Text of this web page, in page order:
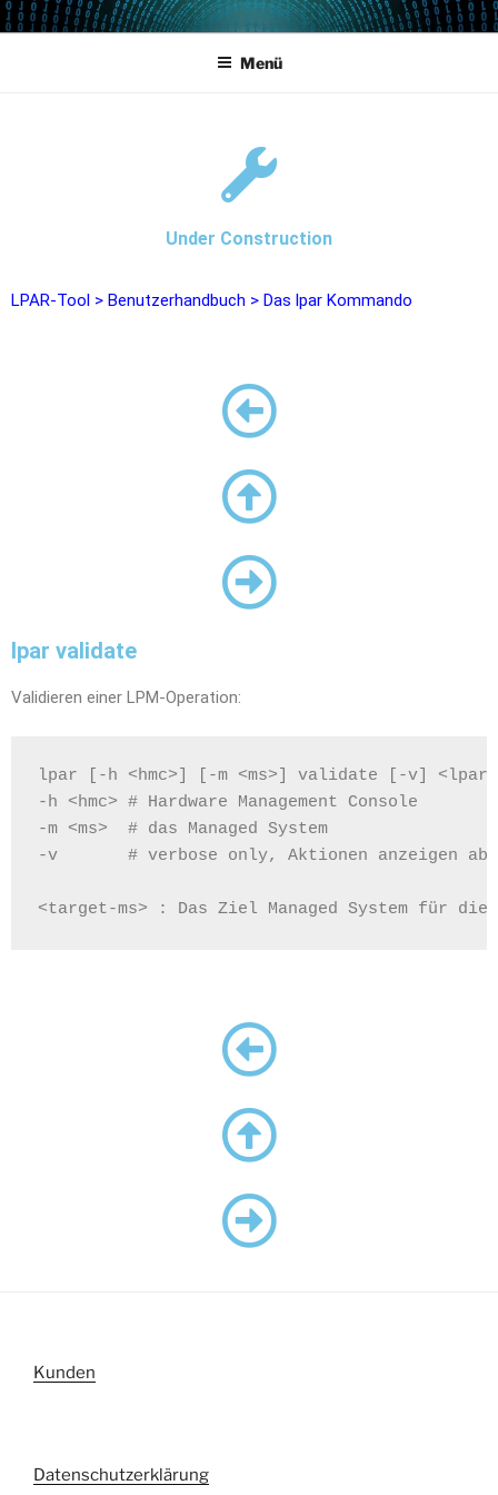
POWERCAMPUS 01
Home of the LPAR-Tool
Menü
Under Construction
LPAR-Tool > Benutzerhandbuch > Das lpar Kommando
lpar validate
Validieren einer LPM-Operation:
lpar [-h <hmc>] [-m <ms>] validate [-v] <lpar>
-h <hmc> # Hardware Management Console
-m <ms>  # das Managed System
-v       # verbose only, Aktionen anzeigen
<target-ms> : Das Ziel Managed System für
Kunden
Datenschutzerklärung